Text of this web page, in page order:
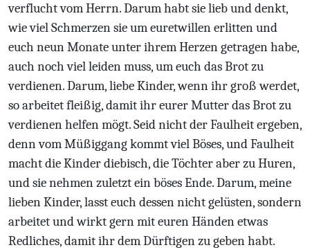
verflucht vom Herrn. Darum habt sie lieb und denkt,
wie viel Schmerzen sie um euretwillen erlitten und
euch neun Monate unter ihrem Herzen getragen habe,
auch noch viel leiden muss, um euch das Brot zu
verdienen. Darum, liebe Kinder, wenn ihr groß werdet,
so arbeitet fleißig, damit ihr eurer Mutter das Brot zu
verdienen helfen mögt. Seid nicht der Faulheit ergeben,
denn vom Müßiggang kommt viel Böses, und Faulheit
macht die Kinder diebisch, die Töchter aber zu Huren,
und sie nehmen zuletzt ein böses Ende. Darum, meine
lieben Kinder, lasst euch dessen nicht gelüsten, sondern
arbeitet und wirkt gern mit euren Händen etwas
Redliches, damit ihr dem Dürftigen zu geben habt.